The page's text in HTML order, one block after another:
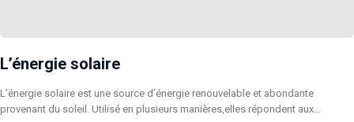
L’énergie solaire
L’énergie solaire est une source d’énergie renouvelable et abondante
provenant du soleil. Utilisé en plusieurs manières,elles répondent aux…